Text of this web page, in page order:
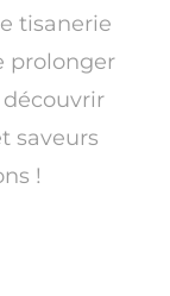
tisanerie
prolonger
saveurs
!